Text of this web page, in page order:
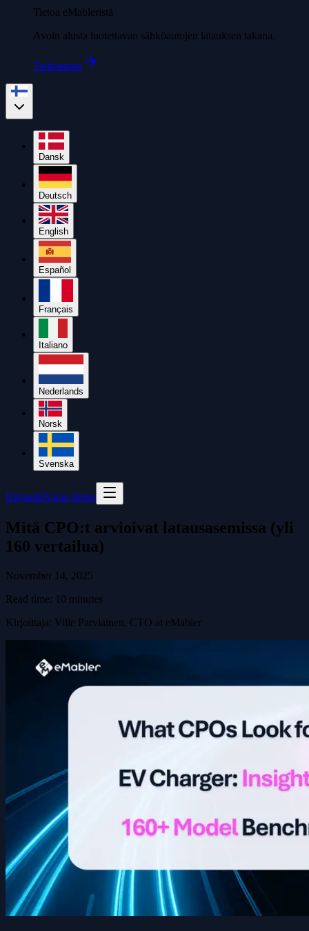
Tietoa eMableristä
Avoin alusta luotettavan sähköautojen latauksen takana.
Tarinamme
Dansk
Deutsch
English
Español
Français
Italiano
Nederlands
Norsk
Svenska
KirjauduVaraa demo
Mitä CPO:t arvioivat latausasemissa (yli
160 vertailua)
November 14, 2025
Read time: 10 minutes
Kirjoittaja: Ville Parviainen, CTO at eMabler